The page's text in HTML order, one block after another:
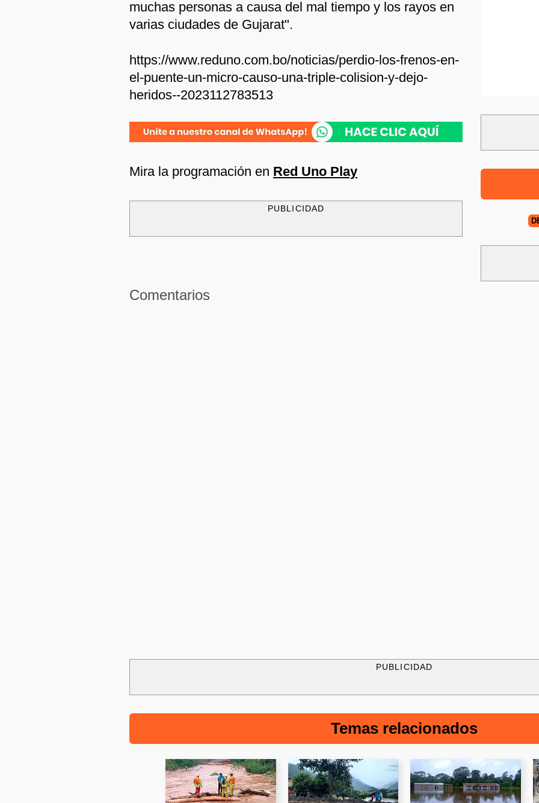
muchas personas a causa del mal tiempo y los rayos en
varias ciudades de Gujarat".
https://www.reduno.com.bo/noticias/perdio-los-frenos-en-
el-puente-un-micro-causo-una-triple-colision-y-dejo-
heridos--2023112783513
Mira la programación en Red Uno Play
PUBLICIDAD
Comentarios
PUBLICIDAD
Temas relacionados